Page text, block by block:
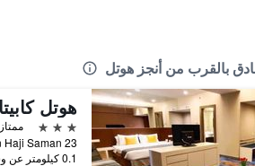
بالقرب من أنجز هوتل
هوتل
3 نجوم
ممتاز 8.6
23 Jalan Haji Saman, كوتا كينابالو, ماليزيا
0.1 كيلومتر عن وسط المدينة